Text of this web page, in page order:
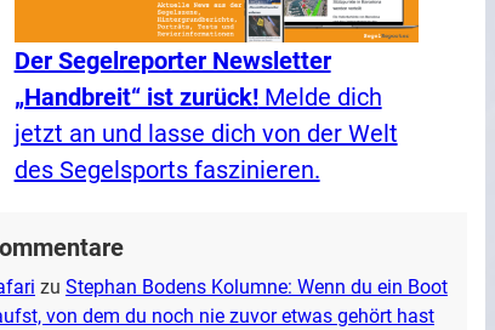
Der Segelreporter Newsletter
„Handbreit“ ist zurück!Melde dich
jetzt an und lasse dich von der Welt
des Segelsports faszinieren.
zu Stephan Bodens Kolumne: Wenn du ein Boot
von dem du noch nie zuvor etwas gehört hast